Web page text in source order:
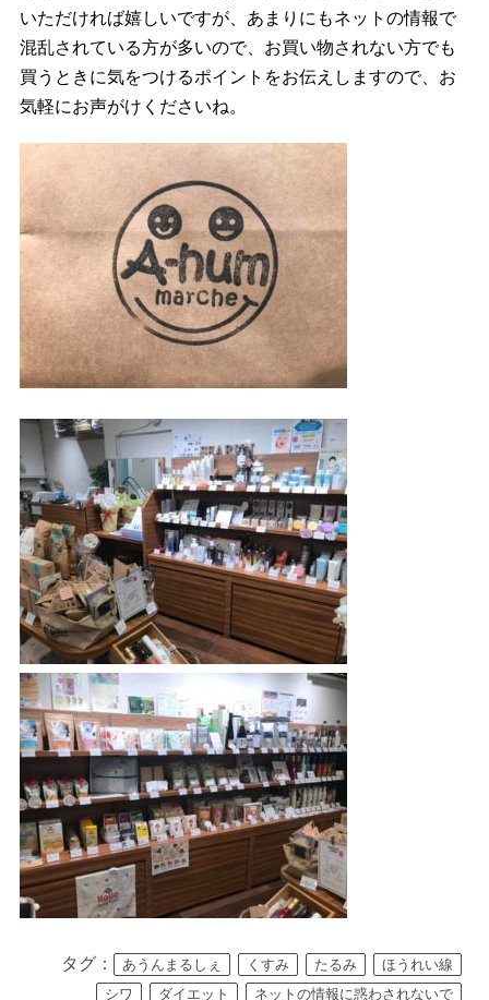
いただければ嬉しいですが、あまりにもネットの情報で
混乱されている方が多いので、お買い物されない方でも
買うときに気をつけるポイントをお伝えしますので、お
気軽にお声がけくださいね。
タグ： あうんまるしぇ くすみ たるみ
ほうれい線
シワ
ダイエット ネットの情報に惑わされないで